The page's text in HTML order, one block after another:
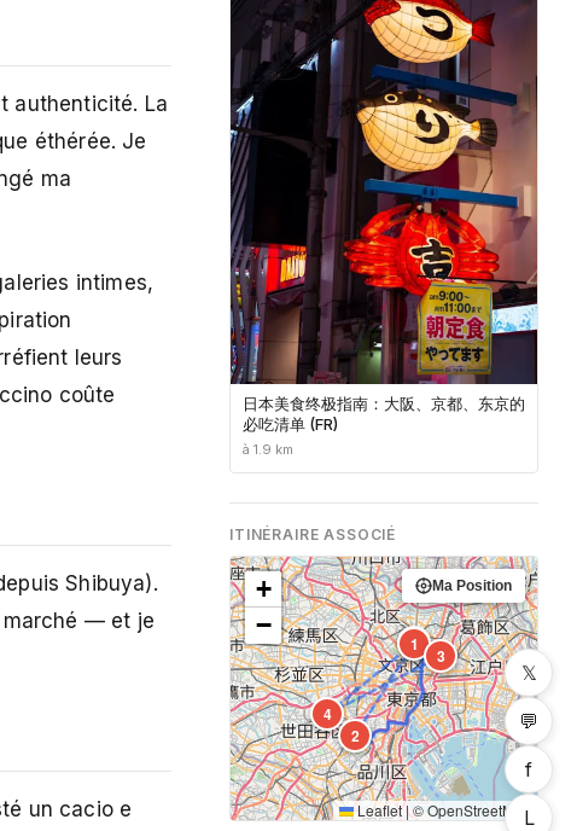
authenticité. La
éthérée. Je
ma
intimes,
leurs
coûte
Shibuya).
marché — et je
un cacio e
日本美食终极指南：大阪、京都、东京的
必吃清单 (FR)
à 1.9 km
ITINÉRAIRE ASSOCIÉ
1
2
3
4
5
+
−
Ma Position
Leaflet|©OpenStreetMap
𝕏
💬
f
L